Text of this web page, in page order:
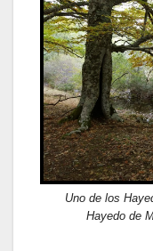
Uno de los
Hayedo de